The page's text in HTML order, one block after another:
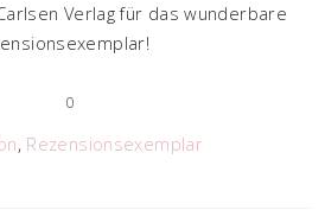
Verlag für das wunderbare
0
, Rezensionsexemplar